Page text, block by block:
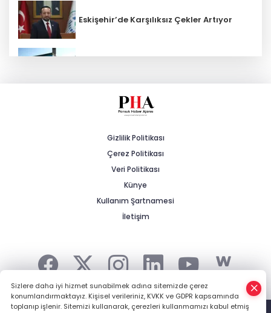
Eskişehir’de Karşılıksız Çekler Artıyor
MHP'li Cengiz: "Yalnızca Ağaçlar Değil,
Tarihi Yürüyüş Yolları Mihalıççık’ta
Devam Etti
Yeşilay Zafer Kupası Tenis Turnuvası
İçin Kayıtlar Başladı
Gizlilik Politikası
Çerez Politikası
Veri Politikası
Künye
Kullanım Şartnamesi
İletişim
Şehrin Haberi, Kırsalın Gündemi... - HABER YAZILIMIve
TURKTICARET.NET projesidir Copyright© 2006-2026 Tüm hakları
Sizlere daha iyi hizmet sunabilmek adına sitemizde çerez
konumlandırmaktayız. Kişisel verileriniz, KVKK ve GDPR kapsamında
toplanıp işlenir. Sitemizi kullanarak, çerezleri kullanmamızı kabul etmiş